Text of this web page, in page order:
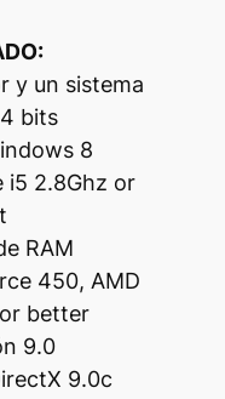
y un sistema
bits
8
i5 2.8Ghz or
RAM
450, AMD
better
9.0
9.0c